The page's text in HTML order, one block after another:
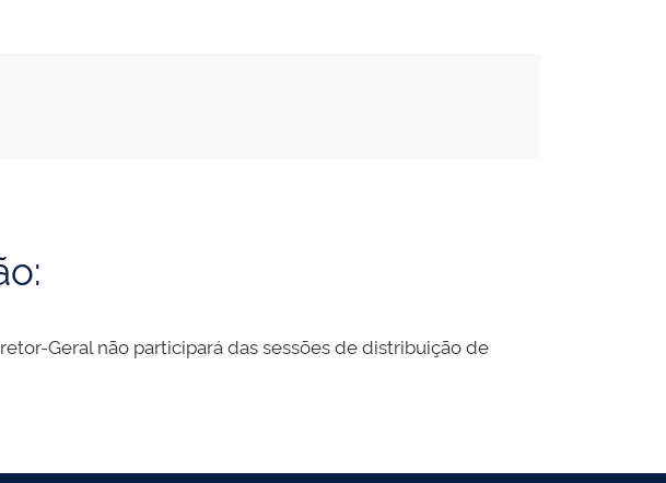
Geral não participará das sessões de distribuição de